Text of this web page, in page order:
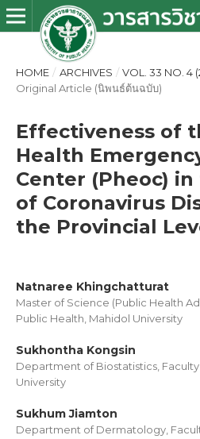
HOME / ARCHIVES / VOL. 33 NO. 4
Original Article (นิพนธ์ต้นฉบับ)
Effectiveness of
Health
Center (Pheoc)
of Coronavirus
the Provincial
Natnaree Khingchatturat
Master of Science (Public Health
Public Health, Mahidol University
Sukhontha Kongsin
Department of Biostatistics,
University
Sukhum Jiamton
Department of Dermatology,